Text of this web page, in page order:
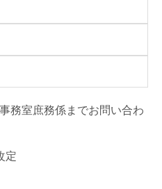
務室庶務係までお問い合わ
定